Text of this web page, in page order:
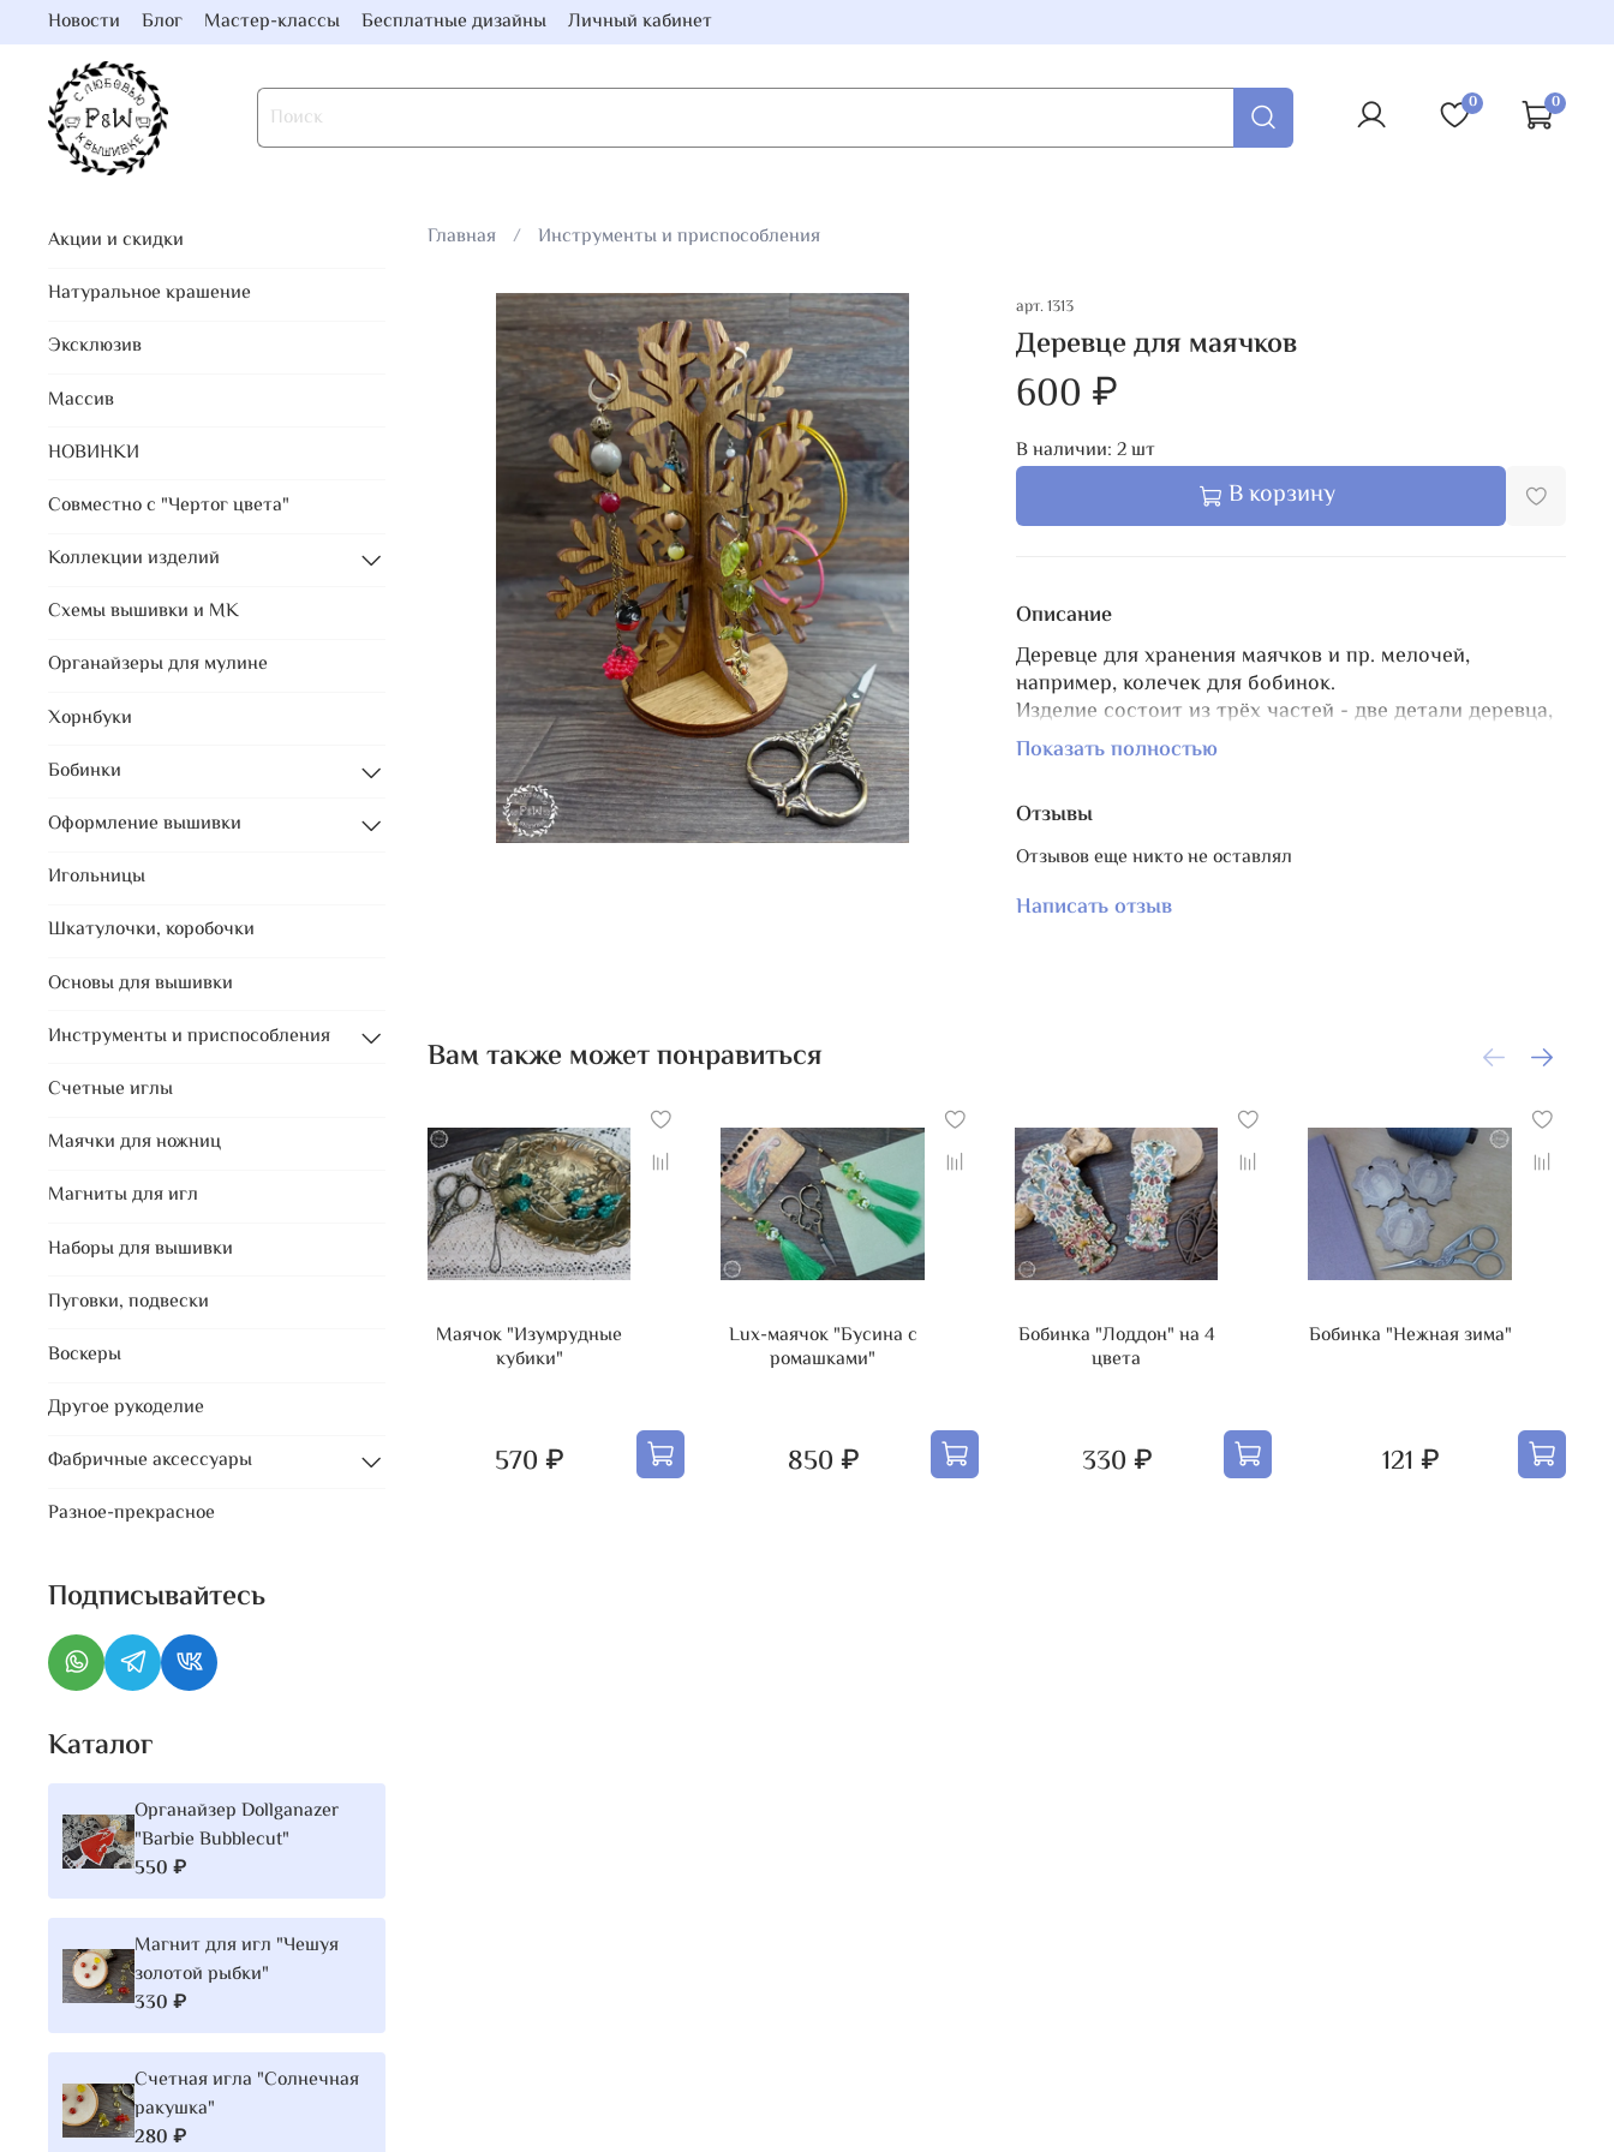
Новости Блог Мастер-классы Бесплатные дизайны Личный кабинет
0 0
Главная Инструменты и приспособления
арт.1313
Деревце для маячков
600 ₽
В наличии: 2шт
В корзину
Описание
Деревце для хранения маячков и пр. мелочей,
например, колечек для бобинок.
Изделие состоит из трёх частей - две детали деревца,
вставляющиеся друг в друга и подставка.
Для эксплуатации рекомендую собранное деревце
этого) любым клеем (ПВА, столярный, момент,
суперклей).
раскидистости веточек 15 см. Диаметр подставки 9 см.
Показать полностью
Отзывы
Отзывов еще никто не оставлял
Написать отзыв
Вам также может понравиться
Маячок "Изумрудные
кубики"
570 ₽
Lux-маячок "Бусина с
ромашками"
850 ₽
Бобинка "Лоддон" на 4
цвета
330 ₽
Бобинка "Нежная зима"
121 ₽
Акции и скидки
Натуральное крашение
Эксклюзив
Массив
НОВИНКИ
Совместно с "Чертог цвета"
Коллекции изделий
Схемы вышивки и МК
Органайзеры для мулине
Хорнбуки
Бобинки
Оформление вышивки
Игольницы
Шкатулочки, коробочки
Основы для вышивки
Инструменты и приспособления
Счетные иглы
Маячки для ножниц
Магниты для игл
Наборы для вышивки
Пуговки, подвески
Воскеры
Другое рукоделие
Фабричные аксессуары
Разное-прекрасное
Подписывайтесь
Каталог
Органайзер Dollganazer
"Barbie Bubblecut"
550 ₽
Магнит для игл "Чешуя
золотой рыбки"
330 ₽
Счетная игла "Солнечная
ракушка"
280 ₽